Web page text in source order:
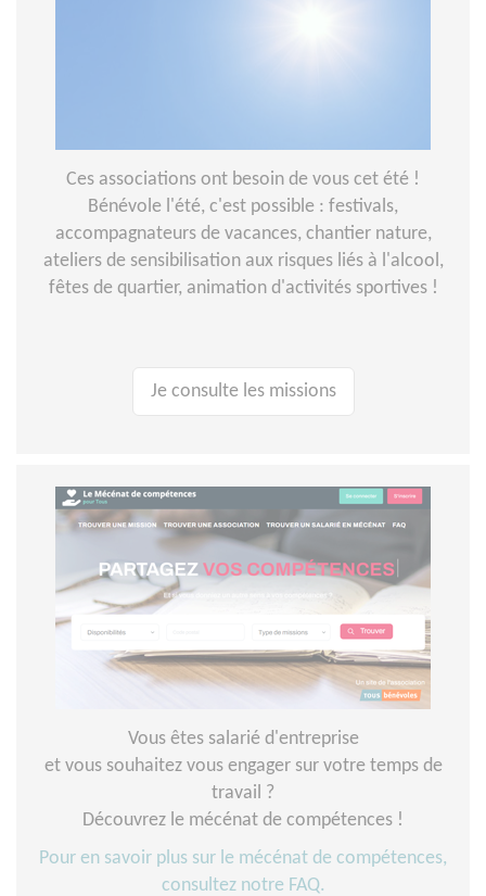
Ces associations ont besoin de vous cet été !
Bénévole l'été, c'est possible : festivals,
accompagnateurs de vacances, chantier nature,
ateliers de sensibilisation aux risques liés à l'alcool,
fêtes de quartier, animation d'activités sportives !
Je consulte les missions
Vous êtes salarié d'entreprise
et vous souhaitez vous engager sur votre temps de
travail ?
Découvrez le mécénat de compétences !
Pour en savoir plus sur le mécénat de compétences,
consultez notre FAQ.